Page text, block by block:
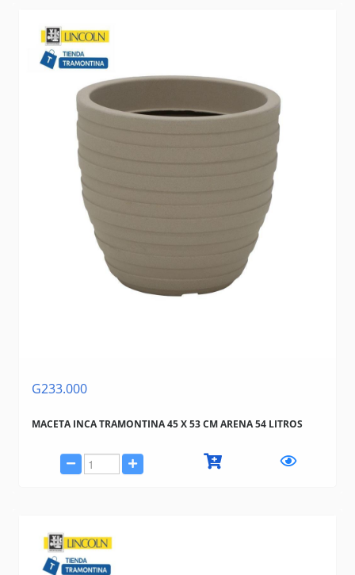
G233.000
MACETA INCA TRAMONTINA 45 X 53 CM ARENA 54 LITROS